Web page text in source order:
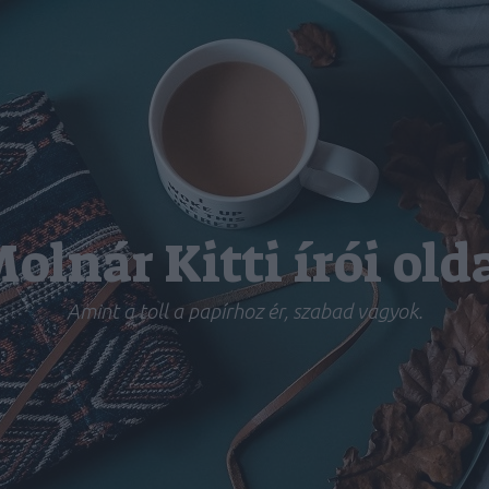
Kitti írói
Amint a toll a papírhoz ér, szabad vagyok.